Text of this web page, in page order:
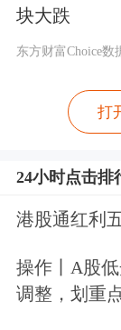
领跌中概
块大跌
东方财富Choice数
打
24小时点击排
港股通红利
操作丨A股
调整，划重